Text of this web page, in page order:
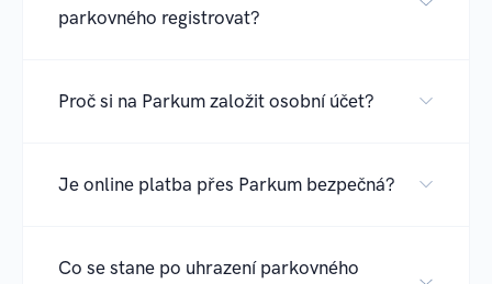
parkovného registrovat?
Proč si na Parkum založit osobní účet?
Je online platba přes Parkum bezpečná?
Co se stane po uhrazení parkovného